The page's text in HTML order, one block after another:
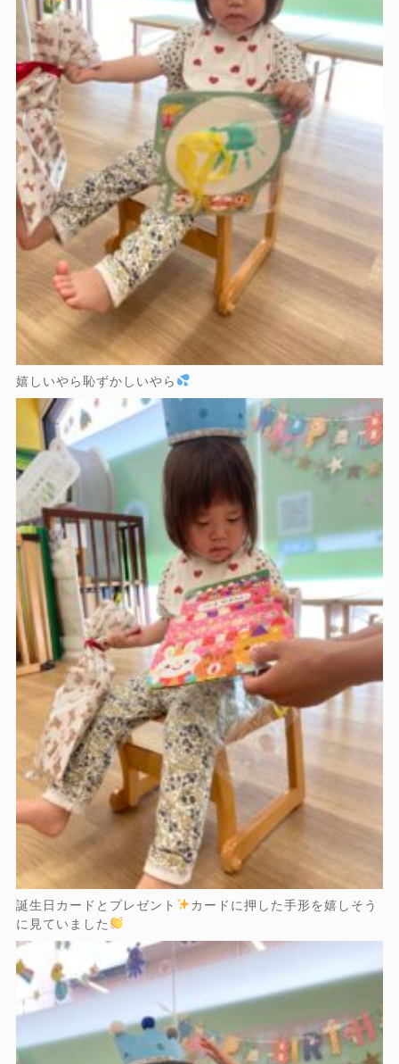
嬉しいやら恥ずかしいやら
誕生日カードとプレゼント
カードに押した手形を嬉しそう
に見ていました